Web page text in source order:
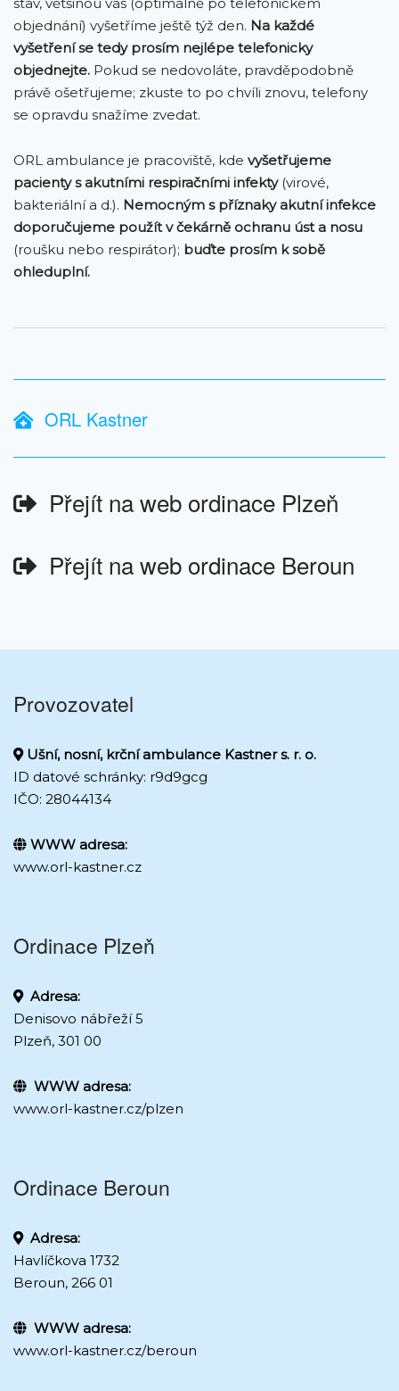
objednání) vyšetříme ještě týž den. Na každé
vyšetření se tedy prosím nejlépe telefonicky
objednejte. Pokud se nedovoláte, pravděpodobně
právě ošetřujeme; zkuste to po chvíli znovu, telefony
se opravdu snažíme zvedat.
ORL ambulance je pracoviště, kde vyšetřujeme
pacienty s akutními respiračními infekty(virové,
bakteriální a d.). Nemocným s příznaky akutní infekce
doporučujeme použít v čekárně ochranu úst a nosu
(roušku nebo respirátor); buďte prosím k sobě
ohleduplní.
ORL Kastner
Přejít na web ordinace Plzeň
Přejít na web ordinace Beroun
Provozovatel
Ušní, nosní, krční ambulance Kastner s. r. o.
ID datové schránky: r9d9gcg
IČO: 28044134
WWW adresa:
www.orl-kastner.cz
Ordinace Plzeň
Adresa:
Denisovo nábřeží 5
Plzeň, 301 00
WWW adresa:
www.orl-kastner.cz/plzen
Ordinace Beroun
Adresa:
Havlíčkova 1732
Beroun, 266 01
WWW adresa:
www.orl-kastner.cz/beroun